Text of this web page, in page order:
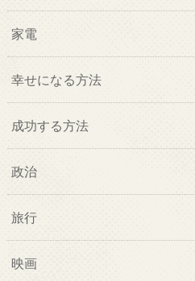
家電
幸せになる方法
成功する方法
政治
旅行
映画